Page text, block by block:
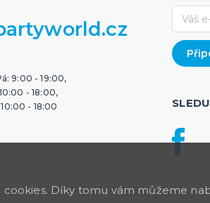
9:00 - 19:00,
- 18:00,
- 18:00
cookies. Díky tomu vám můžeme